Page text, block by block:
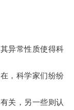
异常性质使得科
，科学家们纷纷
关，另一些则认